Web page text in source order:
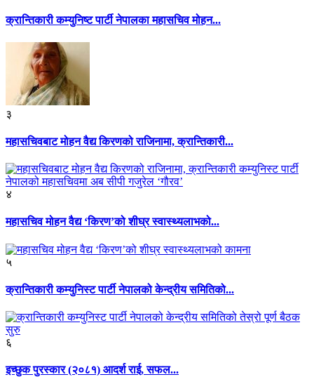
क्रान्तिकारी कम्युनिष्ट पार्टी नेपालका महासचिव मोहन...
३
महासचिवबाट मोहन वैद्य किरणको राजिनामा, क्रान्तिकारी...
४
महासचिव मोहन वैद्य ‘किरण’को शीघ्र स्वास्थ्यलाभको...
५
क्रान्तिकारी कम्युनिस्ट पार्टी नेपालको केन्द्रीय समितिको...
६
इच्छुक पुरस्कार (२०८१) आदर्श राई, सफल...